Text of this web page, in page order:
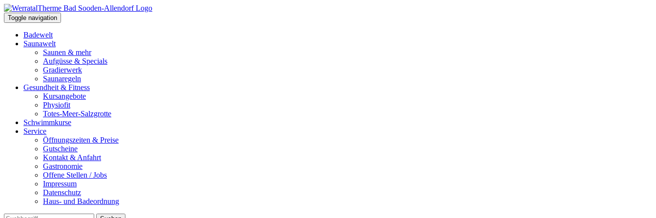
Toggle navigation
Badewelt
Saunawelt
Saunen & mehr
Aufgüsse & Specials
Gradierwerk
Saunaregeln
Gesundheit & Fitness
Kursangebote
Physiofit
Totes-Meer-Salzgrotte
Schwimmkurse
Service
Öffnungszeiten & Preise
Gutscheine
Kontakt & Anfahrt
Gastronomie
Offene Stellen / Jobs
Impressum
Datenschutz
Haus- und Badeordnung